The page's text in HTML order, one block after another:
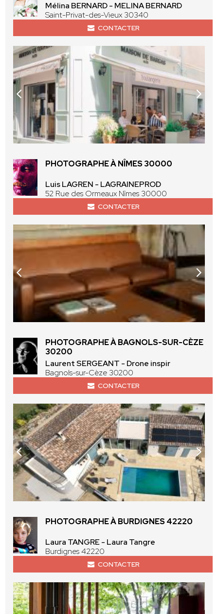
Mélina BERNARD - MELINA BERNARD
Saint-Privat-des-Vieux 30340
CONTACTER
PHOTOGRAPHE À NÎMES 30000
Luis LAGREN - LAGRAINEPROD
52 Rue des Ormeaux Nîmes 30000
CONTACTER
PHOTOGRAPHE À BAGNOLS-SUR-CÈZE
30200
Laurent SERGEANT - Drone inspir
Bagnols-sur-Cèze 30200
CONTACTER
PHOTOGRAPHE À BURDIGNES 42220
Laura TANGRE - Laura Tangre
Burdignes 42220
CONTACTER